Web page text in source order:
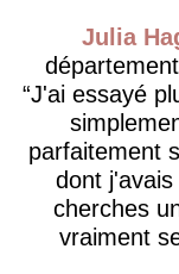
Julia
J'ai essayé
parfaitement
dont
cherches
vraiment